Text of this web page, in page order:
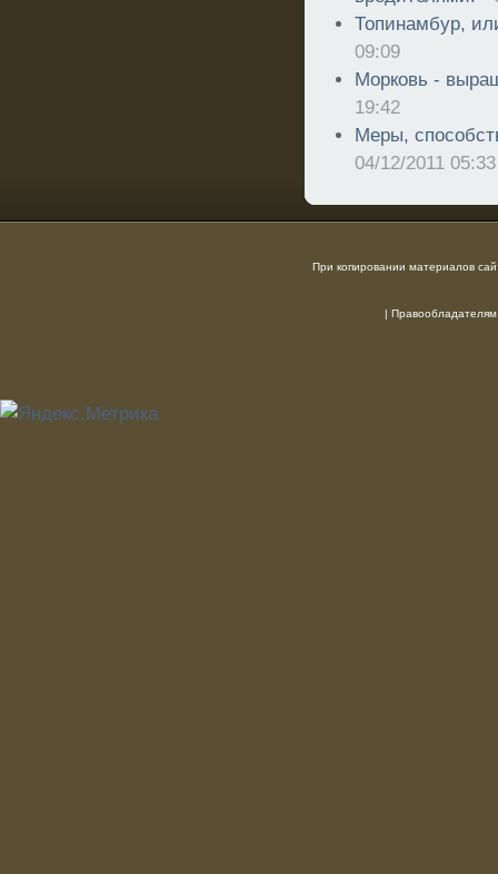
Топинамбур,
09:09
Морковь -
19:42
Меры,
04/12/2011 05:33
При копировании материалов
| Правообладателям